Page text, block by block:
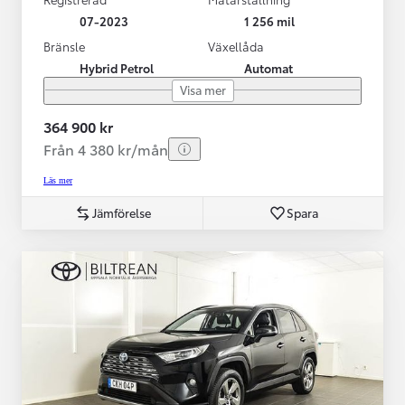
07-2023
1 256 mil
Bränsle
Hybrid Petrol
Växellåda
Automat
Visa mer
364 900 kr
Från 4 380 kr/mån
Läs mer
Jämförelse Spara